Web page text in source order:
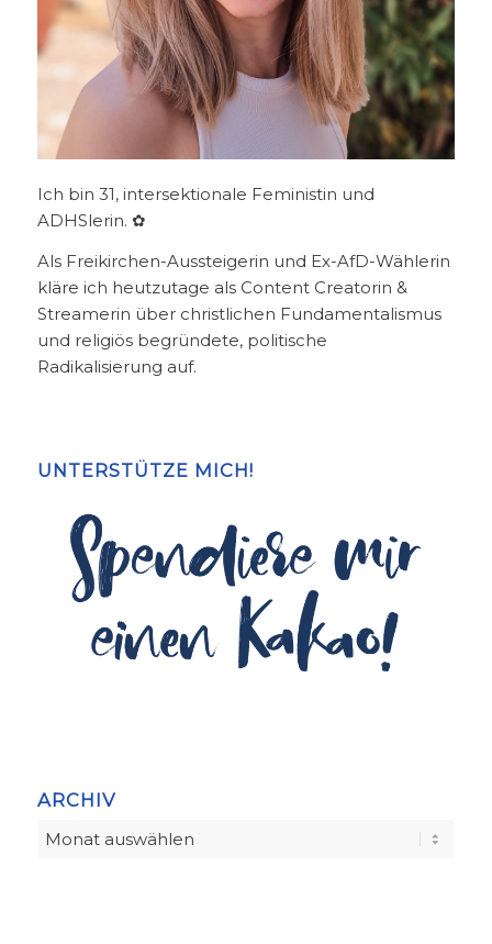
Ich bin 31, intersektionale Feministin und
ADHSlerin. ✿
Als Freikirchen-Aussteigerin und Ex-AfD-Wählerin
kläre ich heutzutage als Content Creatorin &
Streamerin über christlichen Fundamentalismus
und religiös begründete, politische
Radikalisierung auf.
UNTERSTÜTZE MICH!
ARCHIV